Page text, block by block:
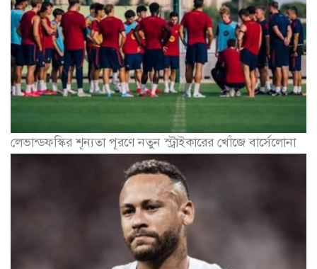
লেভান্ডফস্কির শূন্যতা পূরণে নতুন স্ট্রাইকারের খোঁজে বার্সেলোনা